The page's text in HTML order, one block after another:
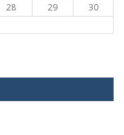
28 29
30